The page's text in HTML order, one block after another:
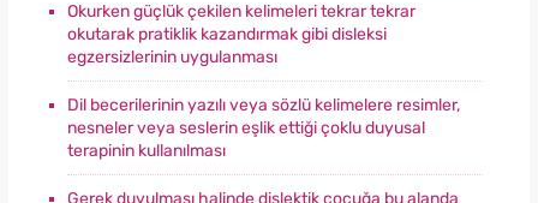
Okurken güçlük çekilen kelimeleri tekrar tekrar
okutarak pratiklik kazandırmak gibi disleksi
egzersizlerinin uygulanması
Dil becerilerinin yazılı veya sözlü kelimelere resimler,
nesneler veya seslerin eşlik ettiği çoklu duyusal
terapinin kullanılması